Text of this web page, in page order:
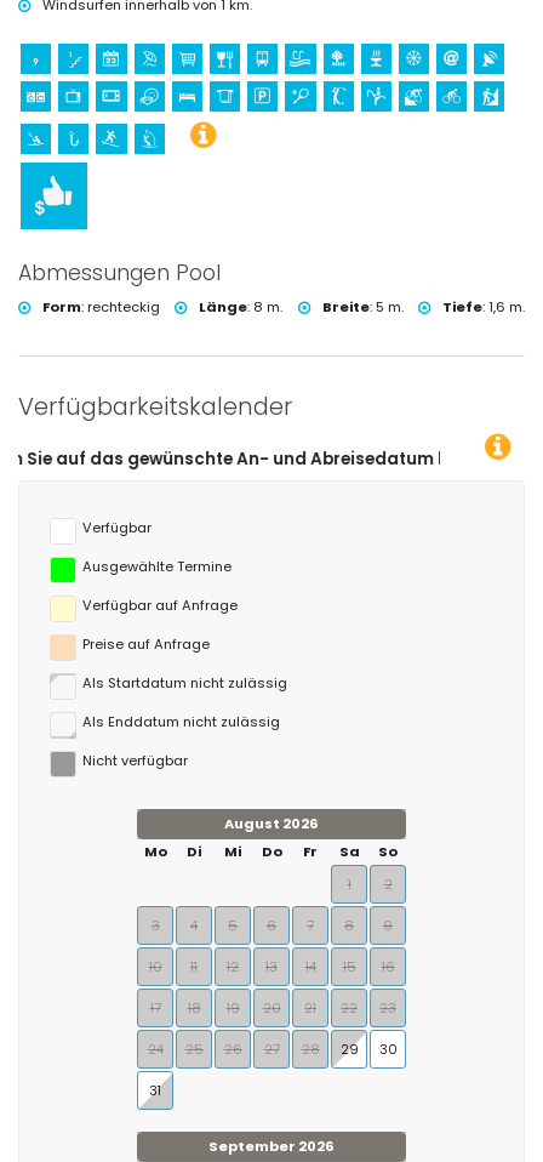
Windsurfen innerhalb von 1 km.
Abmessungen Pool
Form:rechteckig Länge: 8 m. Breite:5 m. Tiefe:1,6 m.
Verfügbarkeitskalender
An- und Abreisedatum klicken!
Verfügbar
Ausgewählte Termine
Verfügbar auf Anfrage
Preise auf Anfrage
Als Startdatum nicht zulässig
Als Enddatum nicht zulässig
Nicht verfügbar
August 2026
Mo
Di Mi Do Fr Sa
So
1
2
3 4 5 6 7 8 9
10 11 12 13 14 15 16
17 18 19 20 21 22 23
24 25 26 27 28 29 30
31
September 2026